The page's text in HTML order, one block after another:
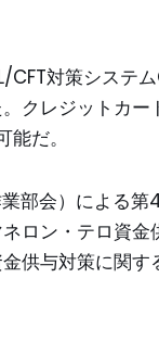
CFT対策システ
クレジットカー
だ。
部会）による
ロン・テロ資
供与対策に関